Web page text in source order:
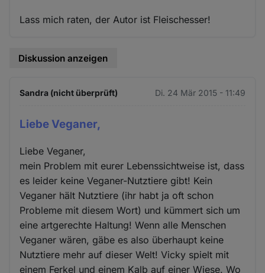
Lass mich raten, der Autor ist Fleischesser!
Diskussion anzeigen
Sandra (nicht überprüft) Di. 24 Mär 2015 - 11:49
Liebe Veganer,
Liebe Veganer,
mein Problem mit eurer Lebenssichtweise ist, dass
es leider keine Veganer-Nutztiere gibt! Kein
Veganer hält Nutztiere (ihr habt ja oft schon
Probleme mit diesem Wort) und kümmert sich um
eine artgerechte Haltung! Wenn alle Menschen
Veganer wären, gäbe es also überhaupt keine
Nutztiere mehr auf dieser Welt! Vicky spielt mit
einem Ferkel und einem Kalb auf einer Wiese. Wo